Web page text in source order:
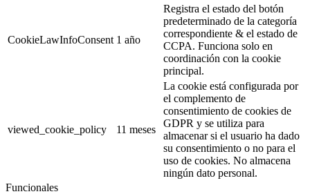
CookieLawInfoConsent 1 año
Registra el estado del botón
predeterminado de la categoría
correspondiente & el estado de
CCPA. Funciona solo en
coordinación con la cookie
principal.
viewed_cookie_policy 11 meses
La cookie está configurada por
el complemento de
consentimiento de cookies de
GDPR y se utiliza para
almacenar si el usuario ha dado
su consentimiento o no para el
uso de cookies. No almacena
ningún dato personal.
Funcionales